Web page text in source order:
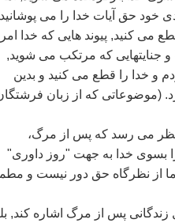
خود حق آيات خدا را می
می کنيد, پيوند هايی که خدا امر
و جنايتهايی که مرتکب می شويد,
و خدا را قطع می کنيد و بدين
(موضوعاتی که از زبان
بنظر می رسد که پس از مرگ،
را بسوی خدا به جهت ‌"روز داوری‌"
از نظرگاه حق دور نيست و
به مراحل زندگانی پس از مرگ اشاره کند,